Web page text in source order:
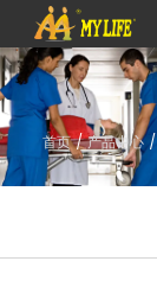
首页/产品中心/